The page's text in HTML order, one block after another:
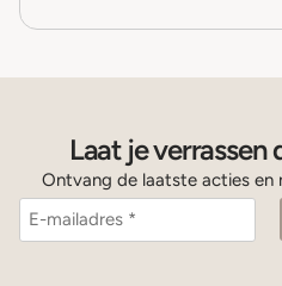
Laat je verrassen
Ontvang de laatste acties en